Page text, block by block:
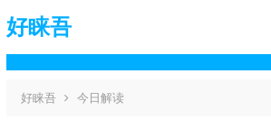
好睐吾
好睐吾 今日解读